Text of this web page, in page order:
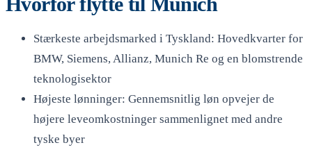
Stærkeste arbejdsmarked i Tyskland: Hovedkvarter for
BMW, Siemens, Allianz, Munich Re og en blomstrende
teknologisektor
Højeste lønninger: Gennemsnitlig løn opvejer de
højere leveomkostninger sammenlignet med andre
tyske byer